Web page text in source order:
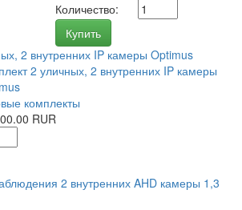
Количество:
Купить
2 уличных, 2 внутренних IP камеры
комплекты
RUR